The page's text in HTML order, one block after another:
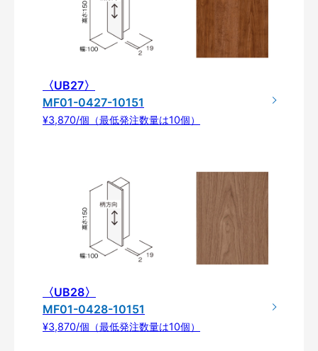
〈UB27〉
MF01-0427-10151
¥3,870/個（最低発注数量は10個）
〈UB28〉
MF01-0428-10151
¥3,870/個（最低発注数量は10個）